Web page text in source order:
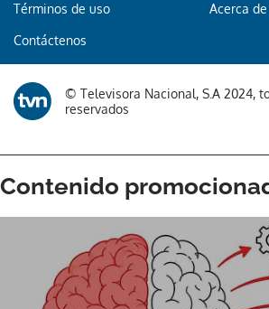
Términos de uso Acerca de
Contáctenos
© Televisora Nacional, S.A 2024,
reservados